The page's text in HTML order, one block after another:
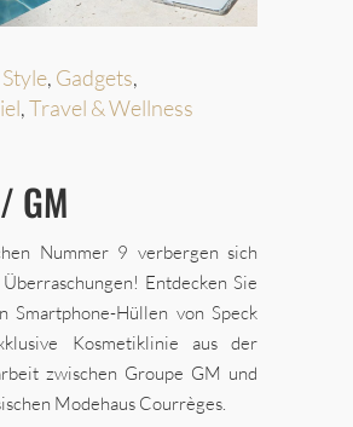
, Gadgets,
,Travel & Wellness
GM
Nummer 9 verbergen sich
Entdecken Sie
Smartphone-Hüllen von Speck
Kosmetiklinie aus der
zwischen Groupe GM und
Modehaus Courrèges.